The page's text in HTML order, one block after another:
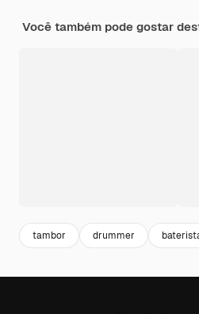
Você também pode gostar
tambor drummer